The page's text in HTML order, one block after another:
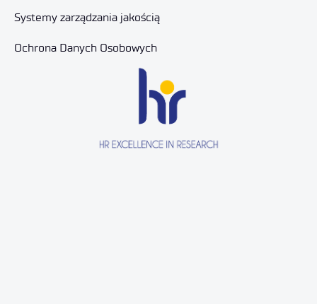
Systemy zarządzania jakością
Ochrona Danych Osobowych